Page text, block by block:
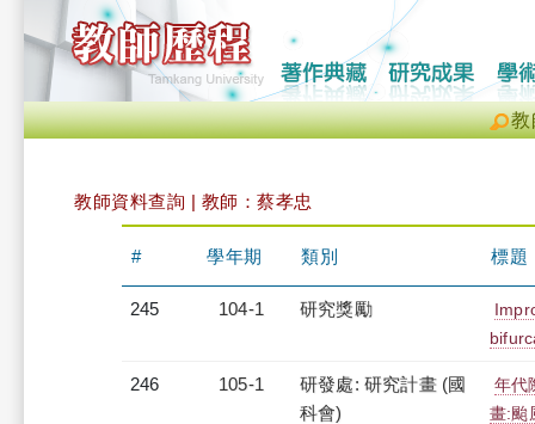
教
教師資料查詢 | 教師：蔡孝忠
# 學年期 類別 標題
245 104-1 研究獎勵
246 105-1
研發處: 研究計畫 (國
科會)
年代
畫:颱